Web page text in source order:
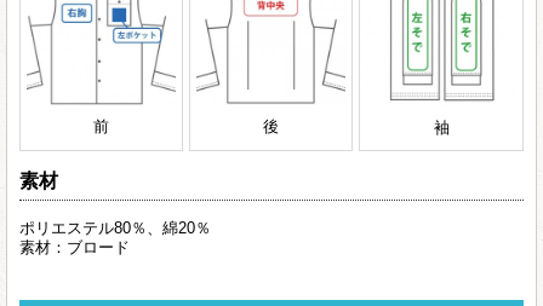
前 後 袖
素材
ポリエステル80％、綿20％
素材：ブロード